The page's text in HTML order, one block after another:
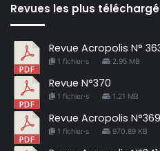
Revues les plus
Revue Acropolis N°
1 fichier·s 2.95 MB
Revue N°370
1 fichier·s 1.21 MB
Revue Acropolis N°369
1 fichier·s 970.89 KB